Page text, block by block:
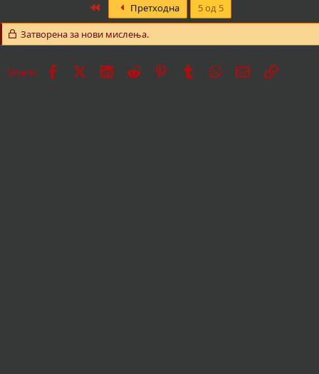
t
i
o
s
Претходна 5 од 5
Затворена за нови мислења.
Share: Facebook LinkedInReddit PinterestTumblrWhatsApp
Е-поштаВрска